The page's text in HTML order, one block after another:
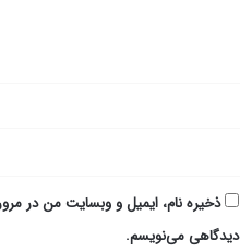
ذخیره نام، ایمیل و وبسایت من در
دیدگاهی می‌نویسم.